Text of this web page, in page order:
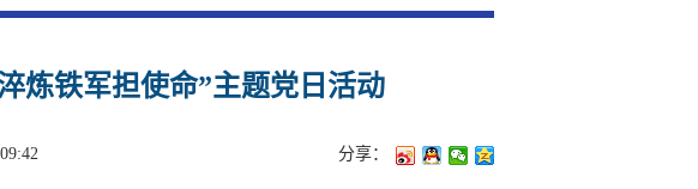
炼铁军担使命”主题党日活动
分享：